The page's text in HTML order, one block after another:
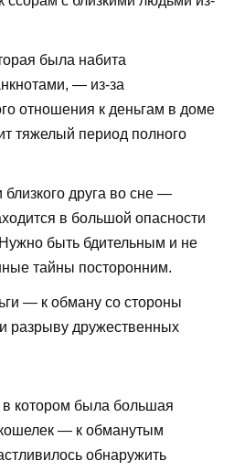
была набита
— из-за
отношения к деньгам в доме
тяжелый период полного
близкого друга во сне —
в большой опасности
быть бдительным и не
тайны посторонним.
— к обману со стороны
разрыву дружественных
в котором была большая
— к обманутым
обнаружить